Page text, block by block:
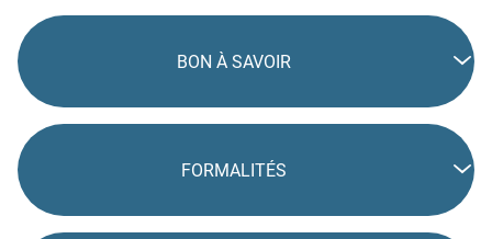
BON À SAVOIR
FORMALITÉS